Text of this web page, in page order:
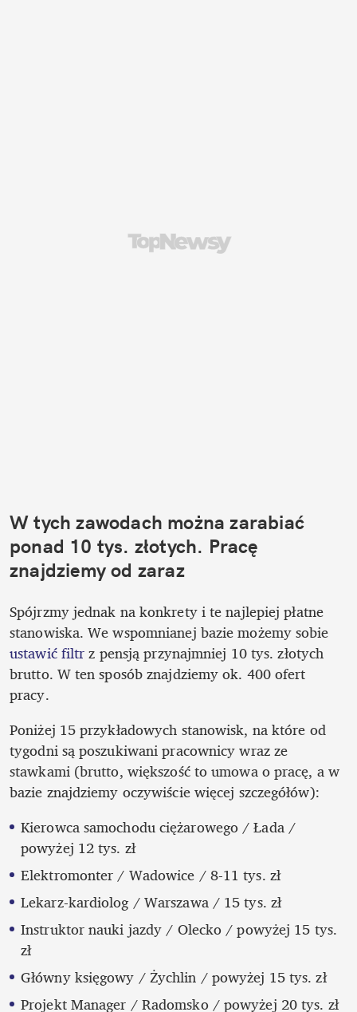
W tych zawodach można zarabiać
ponad 10 tys. złotych. Pracę
znajdziemy od zaraz
Spójrzmy jednak na konkrety i te najlepiej płatne
ustawić filtr z pensją przynajmniej 10 tys. złotych
brutto. W ten sposób znajdziemy ok. 400 ofert
pracy.
Poniżej 15 przykładowych stanowisk, na które od
tygodni są poszukiwani pracownicy wraz ze
stawkami (brutto, większość to umowa o pracę, a w
bazie znajdziemy oczywiście więcej szczegółów):
Kierowca samochodu ciężarowego / Łada /
powyżej 12 tys. zł
Elektromonter / Wadowice / 8-11 tys. zł
Lekarz-kardiolog / Warszawa / 15 tys. zł
Instruktor nauki jazdy / Olecko / powyżej 15 tys.
zł
Główny księgowy / Żychlin / powyżej 15 tys. zł
Projekt Manager / Radomsko / powyżej 20 tys. zł